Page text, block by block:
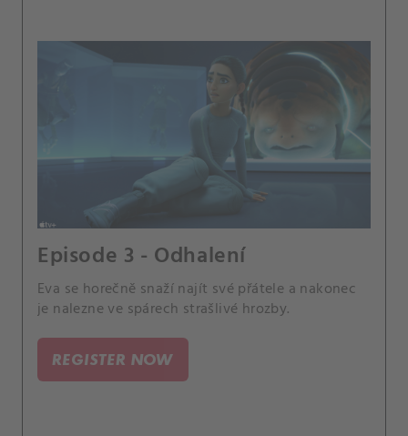
Episode 3 - Odhalení
Eva se horečně snaží najít své přátele a nakonec
je nalezne ve spárech strašlivé hrozby.
REGISTER NOW